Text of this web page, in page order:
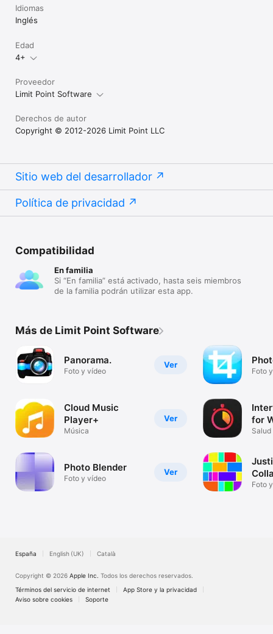
Idiomas
Inglés
Edad
4+
Proveedor
Limit Point Software
Derechos de autor
Copyright © 2012-2026 Limit Point LLC
Sitio web del desarrollador
Política de privacidad
Compatibilidad
En familia
Si “En familia” está activado, hasta seis miembros
de la familia podrán utilizar esta app.
Más de Limit Point Software
Ver
Panorama.
Foto y vídeo
Ver
Cloud Music
Player+
Música
Ver
Photo Blender
Foto y vídeo
Foto
for
Foto
España English (UK) Català
Copyright © 2026 Apple Inc. Todos los derechos reservados.
Términos del servicio de internet
App Store y la privacidad
Aviso sobre cookies
Soporte